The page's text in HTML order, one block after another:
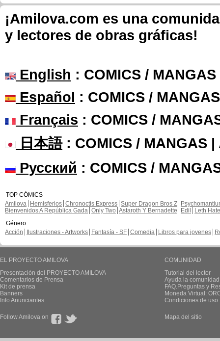
¡Amilova.com es una
y lectores de obras gráficas!
English : COMICS /
Español : COMICS /
Français : COMICS /
日本語: COMICS / MANGAS |
Русский : COMICS /
TOP CÓMICS
Amilova
Hemisferios Chronoctis Express Super Dragon Bros Z
Bienvenidos A República Gada Only Two Astaroth Y Bernadette Edil
Leth Hate
Género
Acción
Ilustraciones - Artworks Fantasía - SF Comedia Libros para jovenes
EL PROYECTO AMILOVA
Presentación del PROYECTO AMILOVA
Comentarios de Prensa
Kit de prensa
Banners
Info Anunciantes
COMUNIDAD
Tutorial del lector
Ayuda la
FAQ.Preguntas y
Moneda Virtual:
Condiciones de uso
Follow Amilova on Mapa del sitio